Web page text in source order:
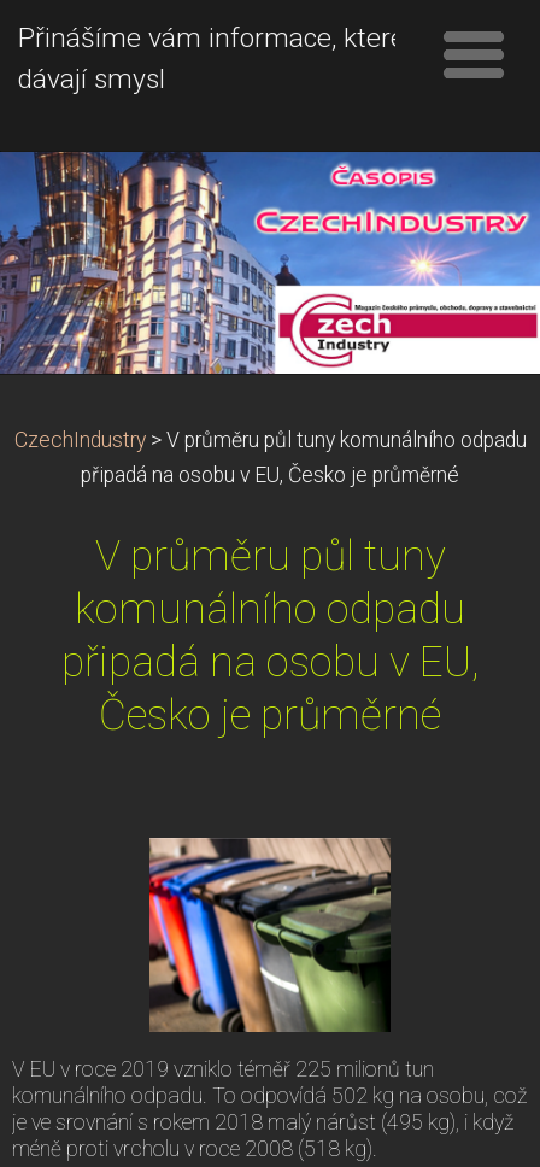
Přinášíme vám informace, které
dávají smysl
CzechIndustry > V průměru půl tuny komunálního odpadu
připadá na osobu v EU, Česko je průměrné
V průměru půl tuny
komunálního odpadu
připadá na osobu v EU,
Česko je průměrné
V EU v roce 2019 vzniklo téměř 225 milionů tun
komunálního odpadu. To odpovídá 502 kg na osobu, což
je ve srovnání s rokem 2018 malý nárůst (495 kg), i když
méně proti vrcholu v roce 2008 (518 kg).